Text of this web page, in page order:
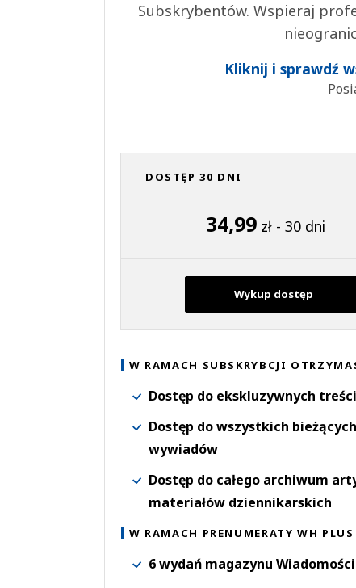
Subskrybentów. Wspieraj
Kliknij i sprawdź
DOSTĘP 30 DNI
34,99 zł - 30 dni
Wykup dostęp
W RAMACH SUBSKRYBCJI
Dostęp do ekskluzywnych
Dostęp do wszystkich
wywiadów
Dostęp do całego archiwum
materiałów dziennikarskich
W RAMACH PRENUMERATY WH PLUS
6 wydań magazynu